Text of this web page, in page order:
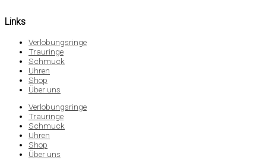
Links
Verlobungsringe
Trauringe
Schmuck
Uhren
Shop
Über uns
Verlobungsringe
Trauringe
Schmuck
Uhren
Shop
Über uns